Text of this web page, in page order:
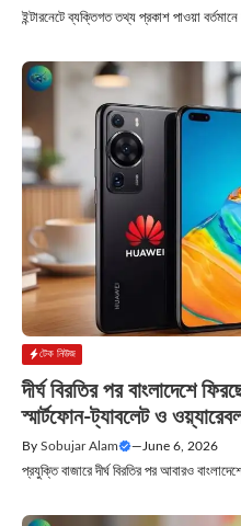
ইন্টারনেটে ব্যক্তিগত তথ্য প্রকাশ পাওয়া
টেক নিউজ
দীর্ঘ বিরতির পর বাংলাদেশে
স্মার্টফোন-ট্যাবলেট ও
By Sobujar Alam — June 6, 2026
প্রযুক্তি বাজারে দীর্ঘ বিরতির পর আবারও